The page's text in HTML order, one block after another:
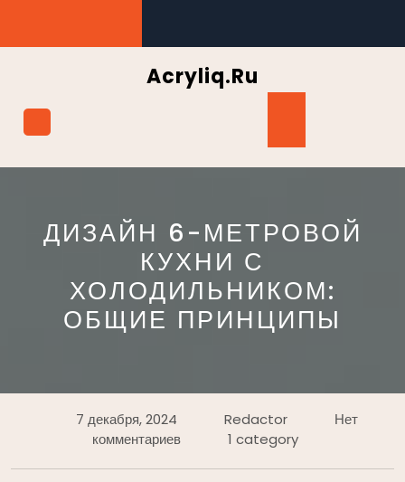
содержимому
Acryliq.ru
ДИЗАЙН 6-МЕТРОВОЙ
КУХНИ С
ХОЛОДИЛЬНИКОМ:
ОБЩИЕ ПРИНЦИПЫ
7 декабря, 2024 Redactor
Нет
комментариев
1 category